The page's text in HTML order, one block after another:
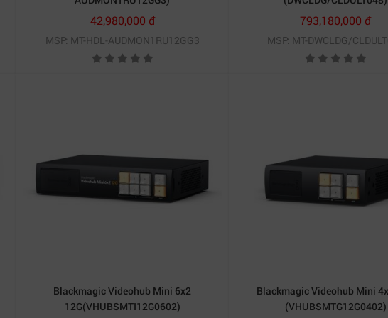
42,980,000 đ
MSP: MT-HDL-AUDMON1RU12GG3
793,180,000 đ
MSP: MT-DWCLDG/
Blackmagic Videohub Mini 6x2
12G(VHUBSMTI12G0602)
Blackmagic Videohub Mini
(VHUBSMTG12G0402)